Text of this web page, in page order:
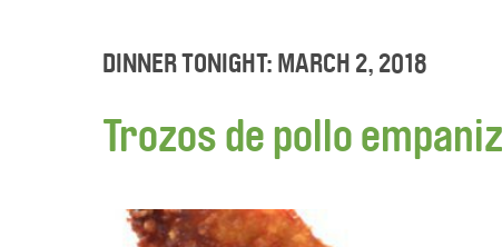
DINNER TONIGHT: MARCH 2, 2018
Trozos de pollo